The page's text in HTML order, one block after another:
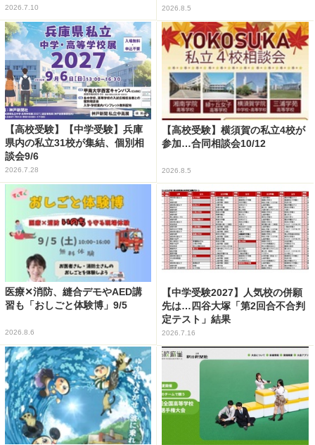
2026.7.10 2026.8.5
【高校受験】【中学受験】兵庫
県内の私立31校が集結、個別相
談会9/6
2026.7.28
【高校受験】横須賀の私立4校が
参加…合同相談会10/12
2026.8.5
医療✕消防、縫合デモやAED講
習も「おしごと体験博」9/5
2026.8.6
【中学受験2027】人気校の併願
先は…四谷大塚「第2回合不合判
定テスト」結果
2026.7.16